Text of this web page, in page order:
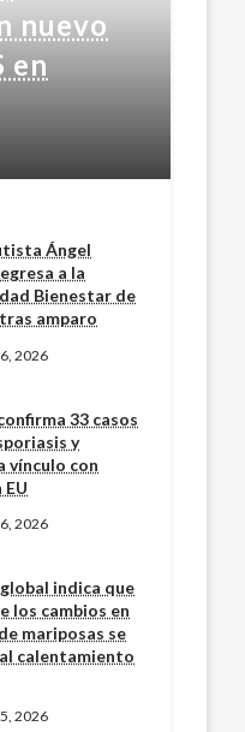
nuevo
en
Ángel
a la
Bienestar de
amparo
2026
33 casos
y
vínculo con
2026
indica que
los cambios en
mariposas se
calentamiento
2026